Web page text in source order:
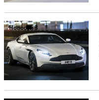
Новости3